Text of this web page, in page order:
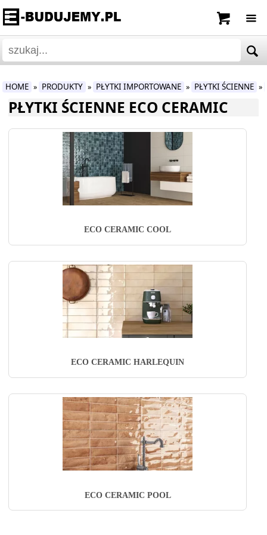
HOME » PRODUKTY » PŁYTKI IMPORTOWANE » PŁYTKI ŚCIENNE »
PŁYTKI ŚCIENNE ECO CERAMIC
ECO CERAMIC COOL
ECO CERAMIC HARLEQUIN
ECO CERAMIC POOL